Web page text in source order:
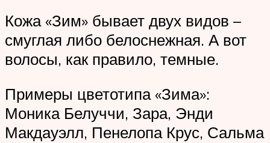
Кожа «Зим» бывает двух видов –
смуглая либо белоснежная. А вот
волосы, как правило, темные.
Примеры цветотипа «Зима»:
Моника Белуччи, Зара, Энди
Макдауэлл, Пенелопа Крус, Сальма